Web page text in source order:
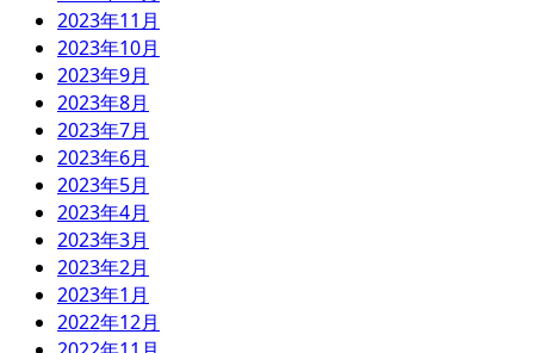
2023年11月
2023年10月
2023年9月
2023年8月
2023年7月
2023年6月
2023年5月
2023年4月
2023年3月
2023年2月
2023年1月
2022年12月